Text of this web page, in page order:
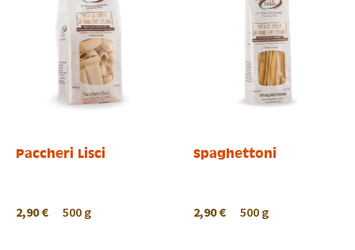
Paccheri Lisci
2,90 € 500 g
Spaghettoni
2,90 € 500 g